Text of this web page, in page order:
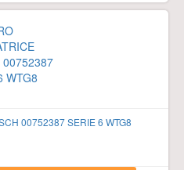
00752387 SERIE 6 WTG8